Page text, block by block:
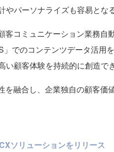
パーソナライズも容易となる
コミュニケーション業務自
でのコンテンツデータ活用
顧客体験を持続的に創造で
融合し、企業独自の顧客価
ソリューションをリリース